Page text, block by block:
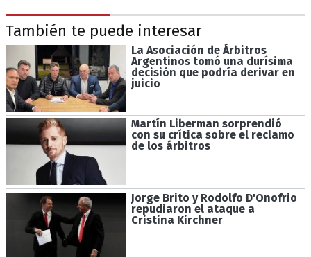
También te puede interesar
La Asociación de Árbitros
Argentinos tomó una durísima
decisión que podría derivar en
juicio
Martín Liberman sorprendió
con su crítica sobre el reclamo
de los árbitros
Jorge Brito y Rodolfo D'Onofrio
repudiaron el ataque a
Cristina Kirchner